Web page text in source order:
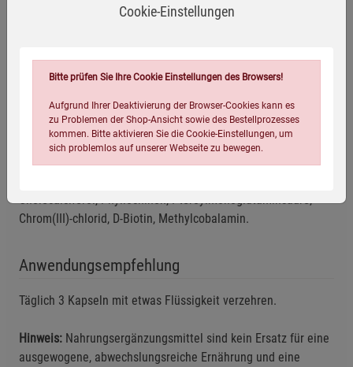
Überzugsmittel: Hydroxypropylmethylcellulose (pflanzliche
Rindenextrakt 20:1 (Pinus pinaster, enthält 95 % Pro-
anthocyanidine), L-Carnitin-L-Tartrat, L-Cystein-Hydrochlorid,
Calcium-D-pantothenat, Nicotinamid, L-Arginin, Myo Inositol,
Mangangluconat, Kaliumiodid, Natriumselenit,
Chrom(III)-chlorid, D-Biotin, Methylcobalamin.
Anwendungsempfehlung
Täglich 3 Kapseln mit etwas Flüssigkeit verzehren.
Hinweis: Nahrungsergänzungsmittel sind kein Ersatz für eine
ausgewogene, abwechslungsreiche Ernährung und eine
Cookie-Einstellungen
Bitte prüfen Sie Ihre Cookie Einstellungen des Browsers!
Aufgrund Ihrer Deaktivierung der Browser-Cookies kann es
zu Problemen der Shop-Ansicht sowie des Bestellprozesses
kommen. Bitte aktivieren Sie die Cookie-Einstellungen, um
sich problemlos auf unserer Webseite zu bewegen.
Zurück Einstellungen speichern für die Gruppe
Einwilligung nicht erteilen